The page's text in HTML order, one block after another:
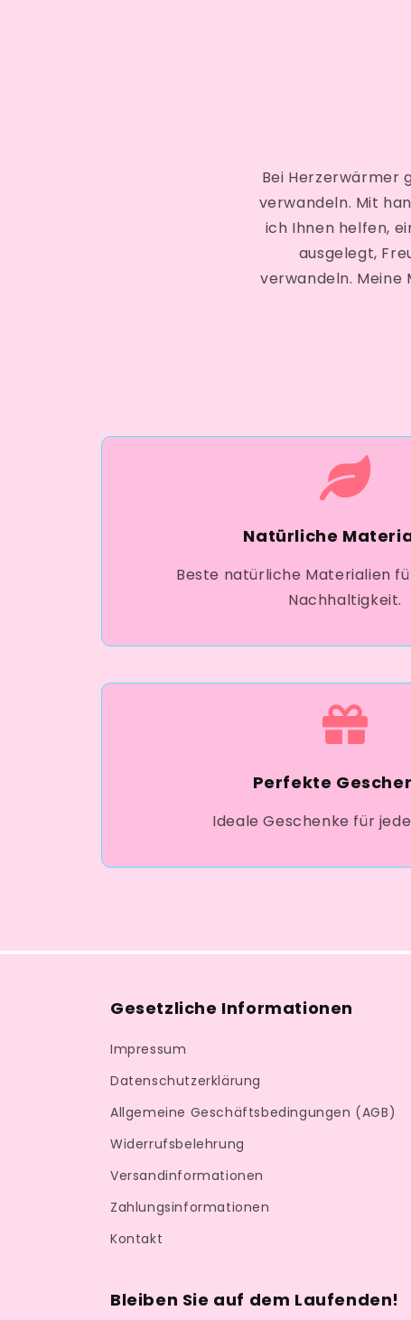
Bei Herzerwärmer
verwandeln. Mit
ich Ihnen helfen,
ausgelegt,
verwandeln. Meine
Natürliche
Beste natürliche Materialien
Nachhaltigkeit.
Perfekte
Ideale Geschenke für
Gesetzliche Informationen
Impressum
Datenschutzerklärung
Allgemeine Geschäftsbedingungen (AGB)
Widerrufsbelehrung
Versandinformationen
Zahlungsinformationen
Kontakt
Bleiben Sie auf dem Laufenden!